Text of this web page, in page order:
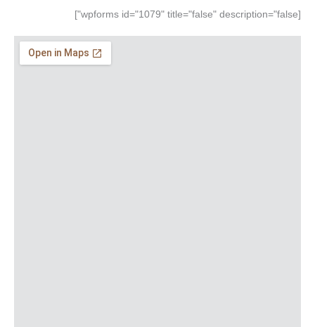
[wpforms id="1079" title="false" description="false"]